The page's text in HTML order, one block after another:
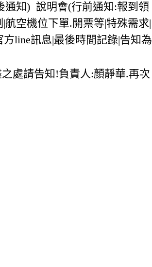
通知) 說明會(行前通知:報到領
空機位下單.開票等|特殊需求|
line訊息|最後時間記錄|告知為
處請告知!負責人:顏靜華.再次